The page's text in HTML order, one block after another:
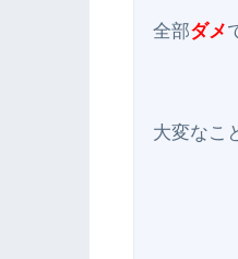
全部ダメ
大変な